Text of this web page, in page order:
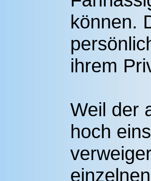
können.
ihrem
Weil der
hoch